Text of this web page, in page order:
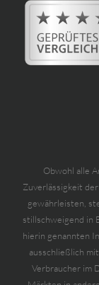
Obwohl alle
Zuverlässigkeit
gewährleisten,
stillschweigend in
hierin genannten
ausschließlich
Verbraucher im